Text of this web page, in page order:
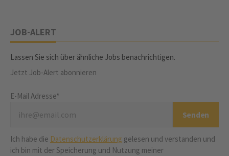
JOB-ALERT
Lassen Sie sich über ähnliche Jobs benachrichtigen.
Jetzt Job-Alert abonnieren
E-Mail Adresse*
Ich habe die Datenschutzerklärung gelesen und verstanden und
ich bin mit der Speicherung und Nutzung meiner